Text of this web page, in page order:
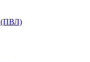
(ПВЛ)